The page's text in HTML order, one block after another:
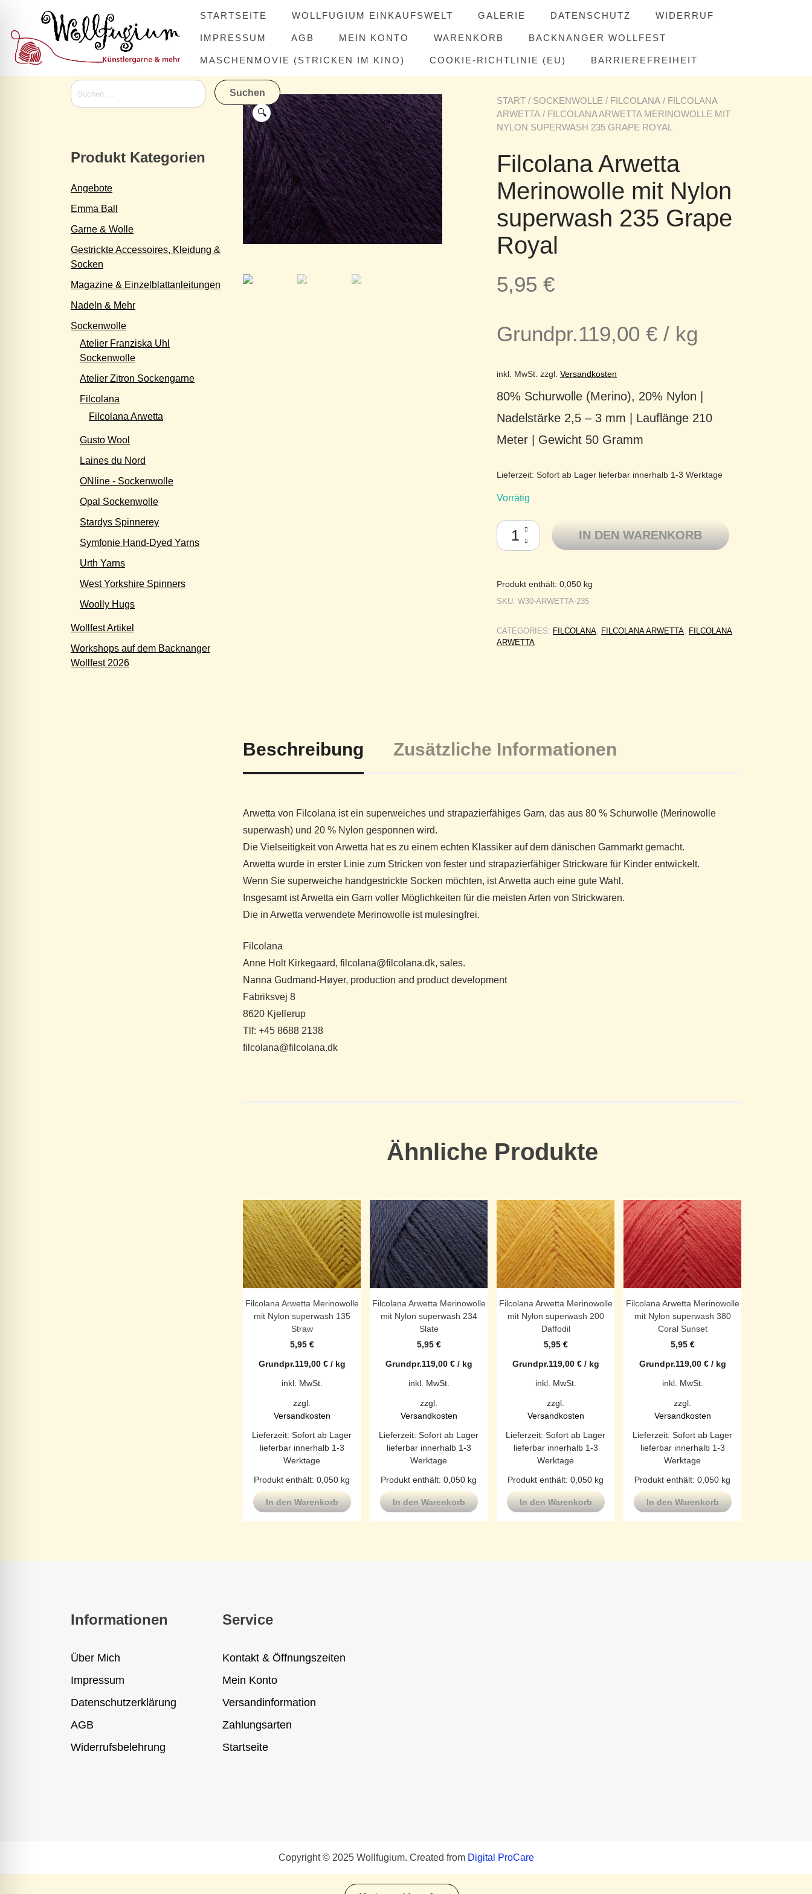
content
STARTSEITE WOLLFUGIUM EINKAUFSWELT GALERIE DATENSCHUTZ WIDERRUF
IMPRESSUM AGB MEIN KONTO WARENKORB BACKNANGER WOLLFEST
MASCHENMOVIE (STRICKEN IM KINO) COOKIE-RICHTLINIE (EU) BARRIEREFREIHEIT
🔍
START / SOCKENWOLLE / FILCOLANA / FILCOLANA
ARWETTA / FILCOLANA ARWETTA MERINOWOLLE MIT
NYLON SUPERWASH 235 GRAPE ROYAL
Filcolana Arwetta
Merinowolle mit Nylon
superwash 235 Grape
Royal
5,95 €
Grundpr.119,00 € / kg
inkl. MwSt. zzgl. Versandkosten
80% Schurwolle (Merino), 20% Nylon |
Nadelstärke 2,5 – 3 mm | Lauflänge 210
Meter | Gewicht 50 Gramm
Lieferzeit: Sofort ab Lager lieferbar innerhalb 1-3 Werktage
Vorrätig
Filcolana Arwetta Merinowolle mit Nylon superwash 235 Grape Royal
IN DEN WARENKORB
Produkt enthält: 0,050 kg
SKU: W30-ARWETTA-235
CATEGORIES: FILCOLANA FILCOLANA ARWETTA
FILCOLANA
ARWETTA
Beschreibung Zusätzliche Informationen
Arwetta von Filcolana ist ein superweiches und strapazierfähiges Garn, das aus 80 % Schurwolle (Merinowolle
superwash) und 20 % Nylon gesponnen wird.
Die Vielseitigkeit von Arwetta hat es zu einem echten Klassiker auf dem dänischen Garnmarkt gemacht.
Arwetta wurde in erster Linie zum Stricken von fester und strapazierfähiger Strickware für Kinder entwickelt.
Wenn Sie superweiche handgestrickte Socken möchten, ist Arwetta auch eine gute Wahl.
Insgesamt ist Arwetta ein Garn voller Möglichkeiten für die meisten Arten von Strickwaren.
Die in Arwetta verwendete Merinowolle ist mulesingfrei.
Filcolana
Anne Holt Kirkegaard, filcolana@filcolana.dk, sales.
Nanna Gudmand-Høyer, production and product development
Fabriksvej 8
8620 Kjellerup
Tlf: +45 8688 2138
filcolana@filcolana.dk
Ähnliche Produkte
Filcolana Arwetta Merinowolle
mit Nylon superwash 135
Straw
5,95 €
Grundpr.119,00 €/ kg
inkl. MwSt.
zzgl.
Versandkosten
Lieferzeit: Sofort ab Lager
lieferbar innerhalb 1-3
Werktage
Produkt enthält: 0,050 kg
In den Warenkorb
Filcolana Arwetta Merinowolle
mit Nylon superwash 234
Slate
5,95 €
Grundpr.119,00 €/ kg
inkl. MwSt.
zzgl.
Versandkosten
Lieferzeit: Sofort ab Lager
lieferbar innerhalb 1-3
Werktage
Produkt enthält: 0,050 kg
In den Warenkorb
Filcolana Arwetta Merinowolle
mit Nylon superwash 200
Daffodil
5,95 €
Grundpr.119,00 €/ kg
inkl. MwSt.
zzgl.
Versandkosten
Lieferzeit: Sofort ab Lager
lieferbar innerhalb 1-3
Werktage
Produkt enthält: 0,050 kg
In den Warenkorb
Filcolana Arwetta Merinowolle
mit Nylon superwash 380
Coral Sunset
5,95 €
Grundpr.119,00 €/ kg
inkl. MwSt.
zzgl.
Versandkosten
Lieferzeit: Sofort ab Lager
lieferbar innerhalb 1-3
Werktage
Produkt enthält: 0,050 kg
In den Warenkorb
Suchen
nach:
Produkt Kategorien
Angebote
Emma Ball
Garne & Wolle
Gestrickte Accessoires, Kleidung &
Socken
Magazine & Einzelblattanleitungen
Nadeln & Mehr
Sockenwolle
Atelier Franziska Uhl
Sockenwolle
Atelier Zitron Sockengarne
Filcolana
Filcolana Arwetta
Gusto Wool
Laines du Nord
ONline - Sockenwolle
Opal Sockenwolle
Stardys Spinnerey
Symfonie Hand-Dyed Yarns
Urth Yarns
West Yorkshire Spinners
Woolly Hugs
Wollfest Artikel
Workshops auf dem Backnanger
Wollfest 2026
Informationen
Über Mich
Impressum
Datenschutzerklärung
AGB
Widerrufsbelehrung
Service
Kontakt & Öffnungszeiten
Mein Konto
Versandinformation
Zahlungsarten
Startseite
Copyright © 2025 Wollfugium. Created from Digital ProCare